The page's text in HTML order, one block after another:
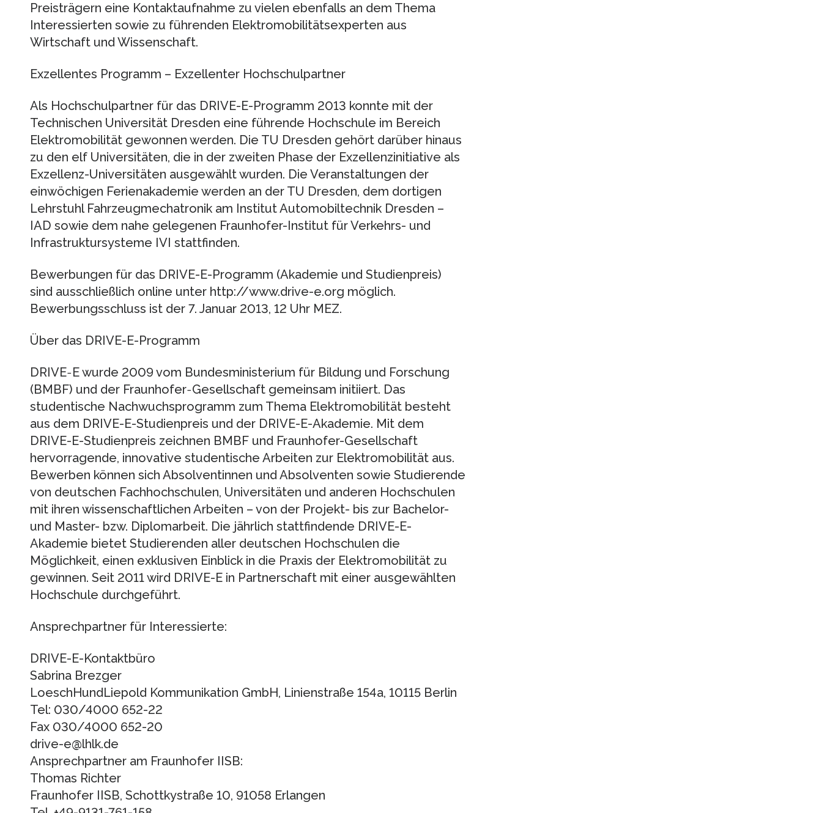
Preisträgern eine Kontaktaufnahme zu vielen ebenfalls an dem Thema
Interessierten sowie zu führenden Elektromobilitätsexperten aus
Wirtschaft und Wissenschaft.
Exzellentes Programm – Exzellenter Hochschulpartner
Als Hochschulpartner für das DRIVE-E-Programm 2013 konnte mit der
Technischen Universität Dresden eine führende Hochschule im Bereich
Elektromobilität gewonnen werden. Die TU Dresden gehört darüber hinaus
zu den elf Universitäten, die in der zweiten Phase der Exzellenzinitiative als
Exzellenz-Universitäten ausgewählt wurden. Die Veranstaltungen der
einwöchigen Ferienakademie werden an der TU Dresden, dem dortigen
Lehrstuhl Fahrzeugmechatronik am Institut Automobiltechnik Dresden –
IAD sowie dem nahe gelegenen Fraunhofer-Institut für Verkehrs- und
Infrastruktursysteme IVI stattfinden.
Bewerbungen für das DRIVE-E-Programm (Akademie und Studienpreis)
sind ausschließlich online unter http://www.drive-e.org möglich.
Bewerbungsschluss ist der 7. Januar 2013, 12 Uhr MEZ.
Über das DRIVE-E-Programm
DRIVE‐E wurde 2009 vom Bundesministerium für Bildung und Forschung
(BMBF) und der Fraunhofer‐Gesellschaft gemeinsam initiiert. Das
studentische Nachwuchsprogramm zum Thema Elektromobilität besteht
aus dem DRIVE-E-Studienpreis und der DRIVE-E-Akademie. Mit dem
DRIVE-E-Studienpreis zeichnen BMBF und Fraunhofer-Gesellschaft
hervorragende, innovative studentische Arbeiten zur Elektromobilität aus.
Bewerben können sich Absolventinnen und Absolventen sowie Studierende
von deutschen Fachhochschulen, Universitäten und anderen Hochschulen
mit ihren wissenschaftlichen Arbeiten – von der Projekt- bis zur Bachelor-
und Master- bzw. Diplomarbeit. Die jährlich stattfindende DRIVE-E-
Akademie bietet Studierenden aller deutschen Hochschulen die
Möglichkeit, einen exklusiven Einblick in die Praxis der Elektromobilität zu
gewinnen. Seit 2011 wird DRIVE-E in Partnerschaft mit einer ausgewählten
Hochschule durchgeführt.
Ansprechpartner für Interessierte:
DRIVE-E-Kontaktbüro
Sabrina Brezger
LoeschHundLiepold Kommunikation GmbH, Linienstraße 154a, 10115 Berlin
Tel: 030/4000 652-22
Fax 030/4000 652-20
drive-e@lhlk.de
Ansprechpartner am Fraunhofer IISB:
Thomas Richter
Fraunhofer IISB, Schottkystraße 10, 91058 Erlangen